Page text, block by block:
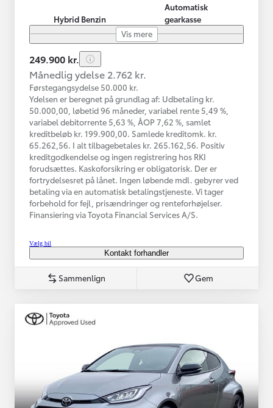
Hybrid Benzin
Automatisk
gearkasse
Vis mere
249.900 kr.
Månedlig ydelse 2.762 kr.
Førstegangsydelse 50.000 kr.
Ydelsen er beregnet på grundlag af: Udbetaling kr.
50.000,00, løbetid 96 måneder, variabel rente 5,49 %,
variabel debitorrente 5,63 %, ÅOP 7,62 %, samlet
kreditbeløb kr. 199.900,00. Samlede kreditomk. kr.
65.262,56. I alt tilbagebetales kr. 265.162,56. Positiv
kreditgodkendelse og ingen registrering hos RKI
forudsættes. Kaskoforsikring er obligatorisk. Der er
fortrydelsesret på lånet. Ingen løbende mdl. gebyrer ved
betaling via en automatisk betalingstjeneste. Vi tager
forbehold for fejl, prisændringer og renteforhøjelser.
Finansiering via Toyota Financial Services A/S.
Vælg bil
Kontakt forhandler
Sammenlign Gem